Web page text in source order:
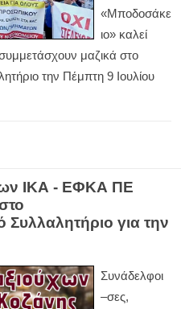
«Μποδοσάκε
ιο» καλεί
μαζικά στο
την Πέμπτη 9 Ιουλίου
ΙΚΑ - ΕΦΚΑ ΠΕ
Συλλαλητήριο για την
Συνάδελφοι
–σες,